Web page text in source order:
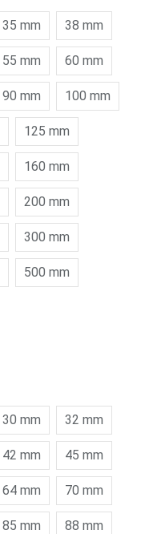
35 mm 38 mm
55 mm 60 mm
90 mm 100 mm
125 mm
160 mm
200 mm
300 mm
500 mm
30 mm 32 mm
42 mm 45 mm
64 mm 70 mm
85 mm 88 mm